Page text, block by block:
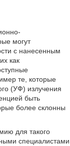
могут
с нанесенным
как
те, которые
(УФ) излучения
быть
более склонны
для такого
специалистами